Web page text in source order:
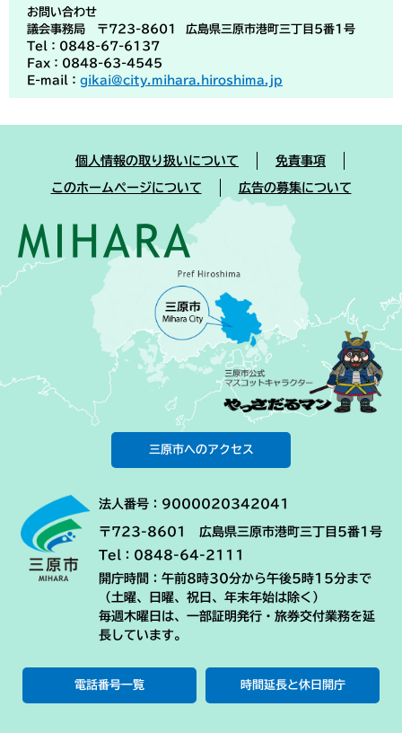
お問い合わせ
議会事務局 〒723-8601 広島県三原市港町三丁目5番1号
Tel：0848-67-6137
Fax：0848-63-4545
E-mail： gikai@city.mihara.hiroshima.jp
個人情報の取り扱いについて 免責事項
このホームページについて 広告の募集について
三原市へのアクセス
法人番号：9000020342041
〒723-8601 広島県三原市港町三丁目5番1号
Tel：0848-64-2111
開庁時間：午前8時30分から午後5時15分まで
（土曜、日曜、祝日、年末年始は除く）
毎週木曜日は、一部証明発行・旅券交付業務を延
長しています。
電話番号一覧 時間延長と休日開庁